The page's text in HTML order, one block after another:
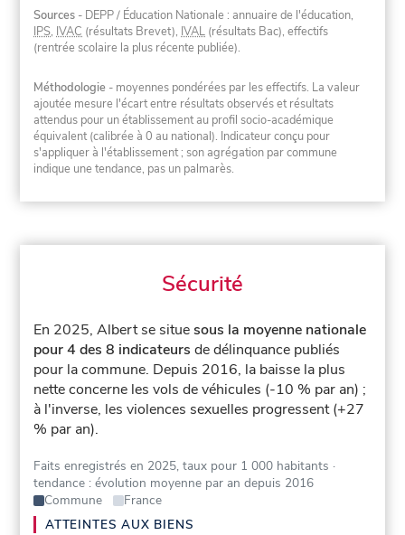
Sources - DEPP / Éducation Nationale : annuaire de l'éducation,
IPS, IVAC (résultats Brevet), IVAL (résultats Bac), effectifs
(rentrée scolaire la plus récente publiée).
Méthodologie - moyennes pondérées par les effectifs. La valeur
ajoutée mesure l'écart entre résultats observés et résultats
attendus pour un établissement au profil socio-académique
équivalent (calibrée à 0 au national). Indicateur conçu pour
s'appliquer à l'établissement ; son agrégation par commune
indique une tendance, pas un palmarès.
Sécurité
En 2025, Albert se situesous la moyenne nationale
pour 4 des 8 indicateurs de délinquance publiés
pour la commune. Depuis 2016, la baisse la plus
nette concerne les vols de véhicules (-10 % par an) ;
à l'inverse, les violences sexuelles progressent (+27
% par an).
Faits enregistrés en 2025, taux pour 1 000 habitants ·
tendance : évolution moyenne par an depuis 2016
Commune
France
ATTEINTES AUX BIENS